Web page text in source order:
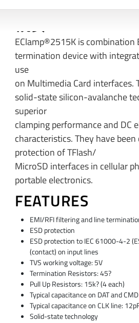
EClamp®2515K is combination
termination device with
use
on Multimedia Card interfaces.
solid-state silicon-avalanche
superior
clamping performance and DC
characteristics. They have
protection of TFlash/
MicroSD interfaces in cellular
portable electronics.
FEATURES
EMI/RFI filtering and line
ESD protection
ESD protection to IEC 61000-4-2
(contact) on input lines
TVS working voltage: 5V
Termination Resistors: 45?
Pull Up Resistors: 15k? (4 each)
Typical capacitance on DAT and
Typical capacitance on CLK line:
Solid-state technology